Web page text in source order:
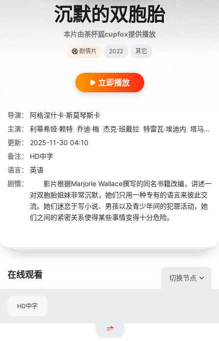
沉默的双胞胎
本片由茶杯狐cupfox提供播放
剧情片 2022 其它
立即播放
导演：
阿格涅什卡·斯莫琴斯卡
主演：
利蒂希娅·赖特 乔迪·梅 杰克·班戴拉 特雷瓦·埃迪内 塔马拉·劳伦斯
更新：
2025-11-30 04:10
备注：
HD中字
语言：
英语
剧情：
影片根据Marjorie Wallace撰写的同名书籍改编，讲述一
对双胞胎姐妹非常沉默，她们只用一种专有的语言来彼此交
流。她们迷恋于写小说、男孩以及青少年间的犯罪活动，她
们之间的紧密关系使得某些事情变得十分危险。
在线观看 切换节点
HD中字